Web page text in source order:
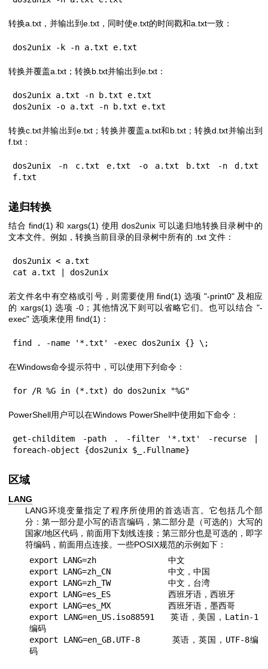
转换a.txt，并输出到e.txt，同时使e.txt的时间戳和a.txt一致：
dos2unix -k -n a.txt e.txt
转换并覆盖a.txt；转换b.txt并输出到e.txt：
dos2unix a.txt -n b.txt e.txt
dos2unix -o a.txt -n b.txt e.txt
转换c.txt并输出到e.txt；转换并覆盖a.txt和b.txt；转换d.txt并输出到
f.txt：
dos2unix -n c.txt e.txt -o a.txt b.txt -n d.txt
f.txt
递归转换
结合 find(1) 和xargs(1) 使用 dos2unix 可以递归地转换目录树中的
文本文件。例如，转换当前目录的目录树中所有的 .txt 文件：
dos2unix < a.txt
cat a.txt | dos2unix
若文件名中有空格或引号，则需要使用find(1) 选项 "-print0"及相应
的 xargs(1) 选项 -0；其他情况下则可以省略它们。也可以结合"-
exec" 选项来使用 find(1) ：
find . -name '*.txt' -exec dos2unix {} \;
在Windows命令提示符中，可以使用下列命令：
for /R %G in (*.txt) do dos2unix "%G"
PowerShell用户可以在Windows PowerShell中使用如下命令：
get-childitem -path . -filter '*.txt' -recurse |
foreach-object {dos2unix $_.Fullname}
区域
LANG
LANG环境变量指定了程序所使用的首选语言。它包括几个部
分：第一部分是小写的语言编码，第二部分是（可选的）大写的
国家/地区代码，前面用下划线连接；第三部分也是可选的，即字
符编码，前面用点连接。一些POSIX规范的示例如下：
export LANG=zh               中文
export LANG=zh_CN            中文，中国
export LANG=zh_TW            中文，台湾
export LANG=es_ES            西班牙语，西班牙
export LANG=es_MX            西班牙语，墨西哥
export LANG=en_US.iso88591   英语，美国，Latin-1
编码
export LANG=en_GB.UTF-8      英语，英国，UTF-8编